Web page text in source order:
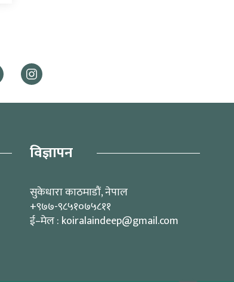
विज्ञापन
सुकेधारा काठमाडौं, नेपाल
+९७७-९८५१०७५८११
ई–मेल : koiralaindeep@gmail.com